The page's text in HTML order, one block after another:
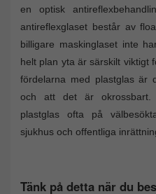
en optisk
antireflexglaset består av
billigare maskinglaset inte
helt plan yta är särskilt viktigt
fördelarna med plastglas är
och att det är okrossbart.
plastglas ofta på
sjukhus och offentliga
Tänk på detta när du